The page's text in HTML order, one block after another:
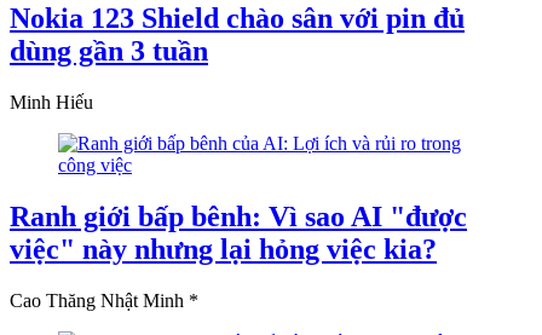
Nokia 123 Shield chào sân với pin đủ
dùng gần 3 tuần
Minh Hiếu
Ranh giới bấp bênh: Vì sao AI "được
việc" này nhưng lại hỏng việc kia?
Cao Thăng Nhật Minh *